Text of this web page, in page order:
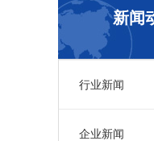
新闻
行业新闻
企业新闻